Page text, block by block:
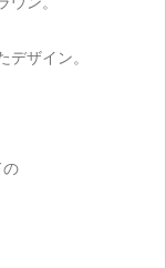
デザイン。
の